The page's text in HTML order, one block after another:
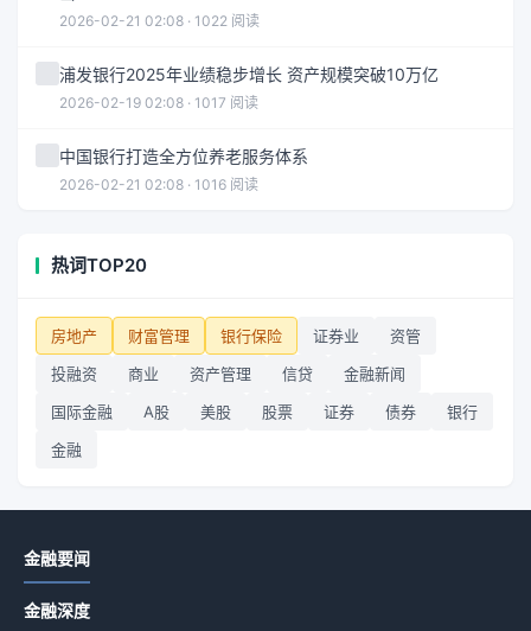
2026-02-21 02:08 · 1022 阅读
浦发银行2025年业绩稳步增长 资产规模突破10万亿
2026-02-19 02:08 · 1017 阅读
中国银行打造全方位养老服务体系
2026-02-21 02:08 · 1016 阅读
热词TOP20
房地产 财富管理 银行保险 证券业
资管
投融资
商业 资产管理 信贷
金融新闻
国际金融
A股 美股 股票 证券 债券
银行
金融
金融要闻
金融深度